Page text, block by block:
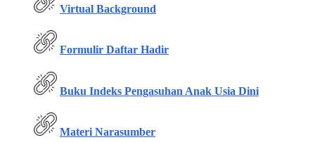
Virtual Background
Formulir Daftar Hadir
Buku Indeks Pengasuhan Anak Usia Dini
Materi Narasumber